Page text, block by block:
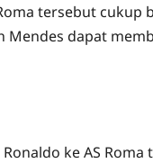
tersebut
Mendes dapat
ke AS